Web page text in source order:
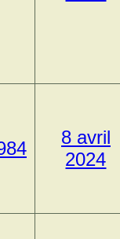
8 avril
2024